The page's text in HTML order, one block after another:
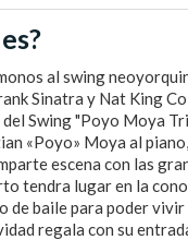
al swing
Sinatra y Nat King
Swing "Poyo Moya
«Poyo» Moya al
escena con las
tendra lugar en la
de baile para poder
regala con su